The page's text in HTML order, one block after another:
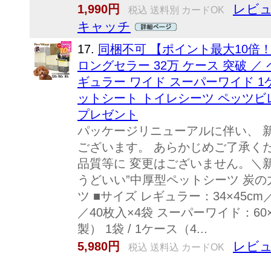
1,990円
税込 送料別 カードOK
レビ
キャッチ
17. 同梱不可 【ポイント最大10倍
ロングセラー 32万 ケース 突破 ／
ギュラー ワイド スーパーワイド
ットシート トイレシーツ ペッツ
プレゼント
パッケージリニューアルに伴い、
ございます。 あらかじめご了承く
品質等に 変更はございません。＼
うどいい”中厚型ペットシーツ 炭
ツ ■サイズ レギュラー：34×45cm
／40枚入×4袋 スーパーワイド：
製） 1袋 / 1ケース（4...
5,980円
税込 送料込 カードOK
レビ